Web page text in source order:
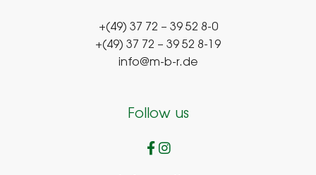
+(49) 37 72 – 39 52 8-0
+(49) 37 72 – 39 52 8-19
info@m-b-r.de
Follow us